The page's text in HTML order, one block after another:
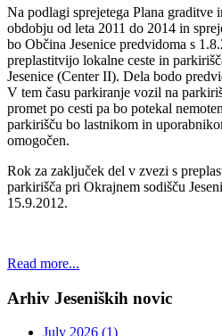
Na podlagi sprejetega Plana graditve
obdobju od leta 2011 do 2014 in
bo Občina Jesenice predvidoma s
preplastitvijo lokalne ceste in
Jesenice (Center II). Dela bodo
V tem času parkiranje vozil na
promet po cesti pa bo potekal
parkirišču bo lastnikom in
omogočen.
Rok za zaključek del v zvezi s
parkirišča pri Okrajnem sodišču
15.9.2012.
Read more...
Arhiv Jeseniških novic
July 2026 (1)